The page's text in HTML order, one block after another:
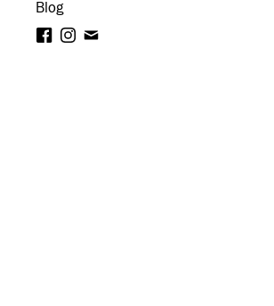
Blog
facebook
instagram
Hírlevél